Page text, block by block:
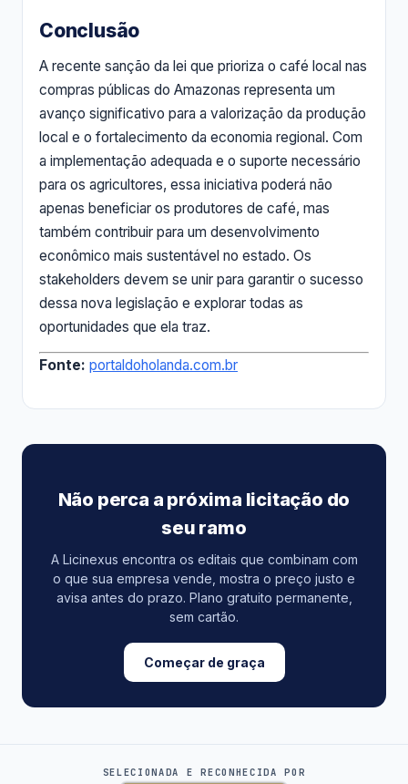
Conclusão
A recente sanção da lei que prioriza o café local nas
compras públicas do Amazonas representa um
avanço significativo para a valorização da produção
local e o fortalecimento da economia regional. Com
a implementação adequada e o suporte necessário
para os agricultores, essa iniciativa poderá não
apenas beneficiar os produtores de café, mas
também contribuir para um desenvolvimento
econômico mais sustentável no estado. Os
stakeholders devem se unir para garantir o sucesso
dessa nova legislação e explorar todas as
oportunidades que ela traz.
Fonte: portaldoholanda.com.br
Não perca a próxima licitação do
seu ramo
A Licinexus encontra os editais que combinam com
o que sua empresa vende, mostra o preço justo e
avisa antes do prazo. Plano gratuito permanente,
sem cartão.
Começar de graça
SELECIONADA E RECONHECIDA POR